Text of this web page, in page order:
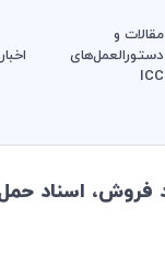
مقالات و
دستورالعمل‌های
ICC
اخبار
اسناد حمل